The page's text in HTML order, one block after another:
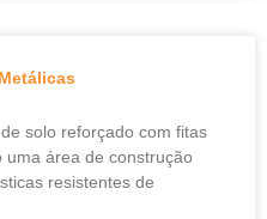
solo reforçado com fitas
uma área de construção
resistentes de